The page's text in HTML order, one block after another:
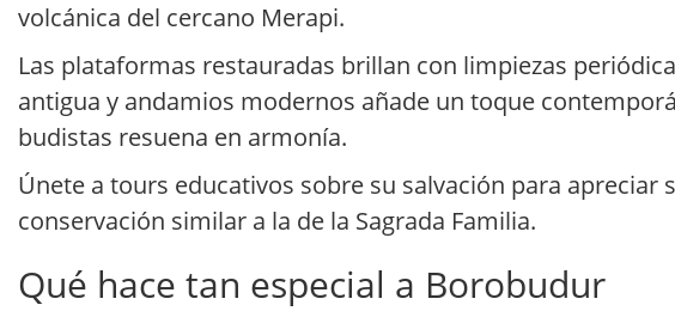
volcánica del cercano Merapi.
Las plataformas restauradas brillan con limpiezas
antigua y andamios modernos añade un toque
budistas resuena en armonía.
Únete a tours educativos sobre su salvación para
conservación similar a la de la Sagrada Familia.
Qué hace tan especial a Borobudur